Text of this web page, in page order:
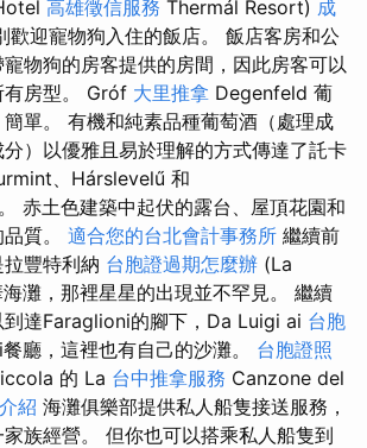
高雄徵信服務 Thermál Resort) 成
歡迎寵物狗入住的飯店。 飯店客房和公
物狗的房客提供的房間，因此房客可以
有房型。 Gróf 大里推拿 Degenfeld 葡
單。 有機和純素品種葡萄酒（處理成
）以優雅且易於理解的方式傳達了託卡
、Hárslevelű 和
赤土色建築中起伏的露台、屋頂花園和
質。 適合您的台北會計事務所 繼續前
豐特利納 台胞證過期怎麼辦 (La
灘，那裡星星的出現並不罕見。 繼續
到達Faraglioni的腳下，Da Luigi ai 台胞
廳，這裡也有自己的沙灘。 台胞證照
的 La 台中推拿服務 Canzone del
紹 海灘俱樂部提供私人船隻接送服務，
族經營。 但你也可以搭乘私人船隻到